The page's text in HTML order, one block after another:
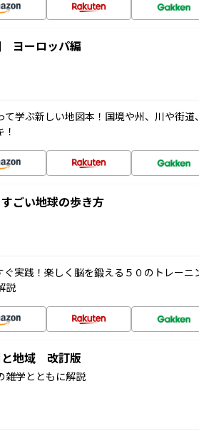
ヨーロッパ編
学ぶ新しい地図本！国境や州、川や街道
ごい地球の歩き方
実践！楽しく脳を鍛える５０のトレーニ
説
地域 改訂版
雑学とともに解説